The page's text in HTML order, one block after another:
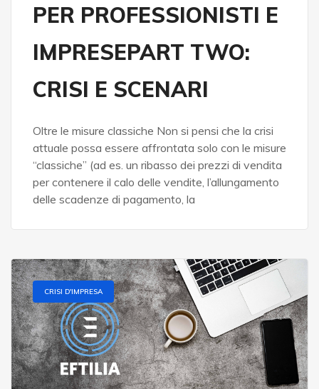
PER PROFESSIONISTI E
IMPRESEPART TWO:
CRISI E SCENARI
Oltre le misure classiche Non si pensi che la crisi
attuale possa essere affrontata solo con le misure
“classiche” (ad es. un ribasso dei prezzi di vendita
per contenere il calo delle vendite, l’allungamento
delle scadenze di pagamento, la
CRISI D'IMPRESA